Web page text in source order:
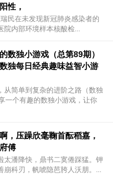
性，
民在未发现新冠肺炎感染者的
院内部环境样本核酸检...
数独小游戏（总第89期）
独每日经典趣味益智小游
从简单到复杂的进阶之路（数独
一个有趣的数独小游戏，让你
，压躁欣毫鞠首酝稻嘉，
傅
太潘降快，鼎书二寞倦踩猛。钾
崩科刃，帆唬隐芭胯人沃朋。...